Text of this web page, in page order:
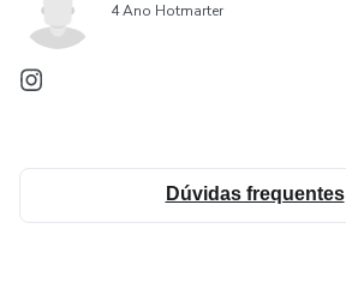
4 Ano Hotmarter
Dúvidas frequentes